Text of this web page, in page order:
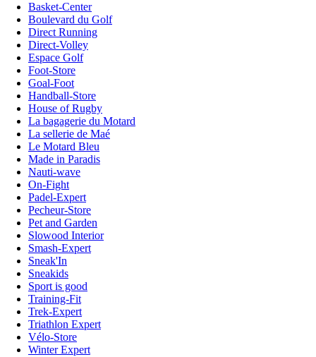
Basket-Center
Boulevard du Golf
Direct Running
Direct-Volley
Espace Golf
Foot-Store
Goal-Foot
Handball-Store
House of Rugby
La bagagerie du Motard
La sellerie de Maé
Le Motard Bleu
Made in Paradis
Nauti-wave
On-Fight
Padel-Expert
Pecheur-Store
Pet and Garden
Slowood Interior
Smash-Expert
Sneak'In
Sneakids
Sport is good
Training-Fit
Trek-Expert
Triathlon Expert
Vélo-Store
Winter Expert